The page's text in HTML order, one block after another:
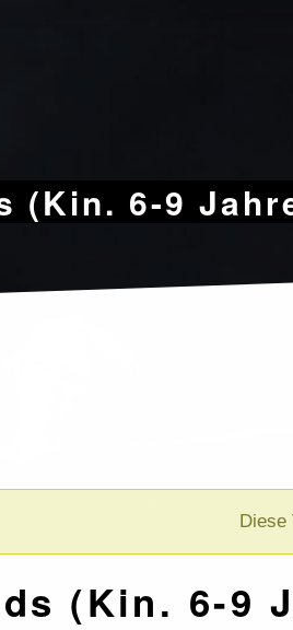
(Kin. 6-9
Diese
(Kin. 6-9